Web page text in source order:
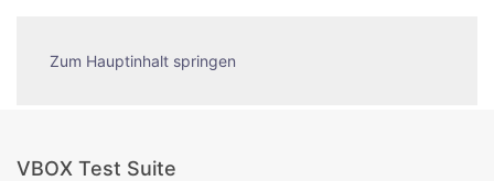
Zum Hauptinhalt springen
VBOX Test Suite